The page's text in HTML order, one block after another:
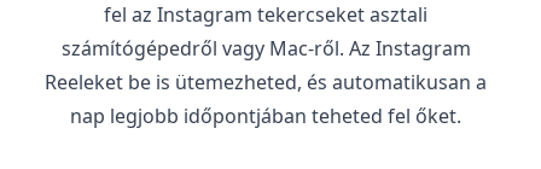
fel az Instagram tekercseket asztali
számítógépedről vagy Mac-ről. Az Instagram
Reeleket be is ütemezheted, és automatikusan a
nap legjobb időpontjában teheted fel őket.